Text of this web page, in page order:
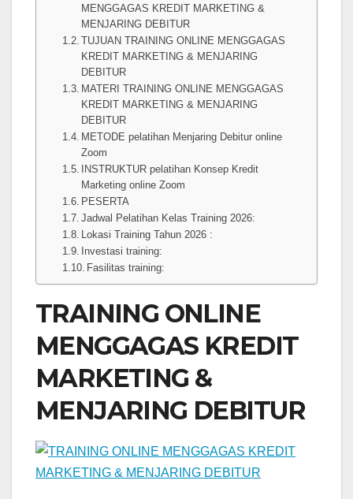
MENGGAGAS KREDIT MARKETING &
MENJARING DEBITUR
TUJUAN TRAINING ONLINE MENGGAGAS
KREDIT MARKETING & MENJARING
DEBITUR
MATERI TRAINING ONLINE MENGGAGAS
KREDIT MARKETING & MENJARING
DEBITUR
METODE pelatihan Menjaring Debitur online
Zoom
INSTRUKTUR pelatihan Konsep Kredit
Marketing online Zoom
PESERTA
Jadwal Pelatihan Kelas Training 2026:
Lokasi Training Tahun 2026 :
Investasi training:
Fasilitas training:
TRAINING ONLINE
MENGGAGAS KREDIT
MARKETING &
MENJARING DEBITUR